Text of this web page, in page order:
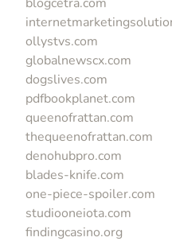
ollystvs.com
globalnewscx.com
dogslives.com
pdfbookplanet.com
queenofrattan.com
thequeenofrattan.com
denohubpro.com
blades-knife.com
one-piece-spoiler.com
studiooneiota.com
findingcasino.org